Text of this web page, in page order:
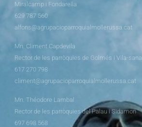
Miralcamp i Fondarella
629 787 560
alfons@agrupacioparroquialmollerussa.cat
Mn. Climent Capdevila
Rector de les parròquies de Golmés i Vila-sana
617 270 798
climent@agrupacioparroquialmollerussa.cat
Mn. Théodore Lambal
Rector de les parròquies del Palau i Sidamon
697 698 568